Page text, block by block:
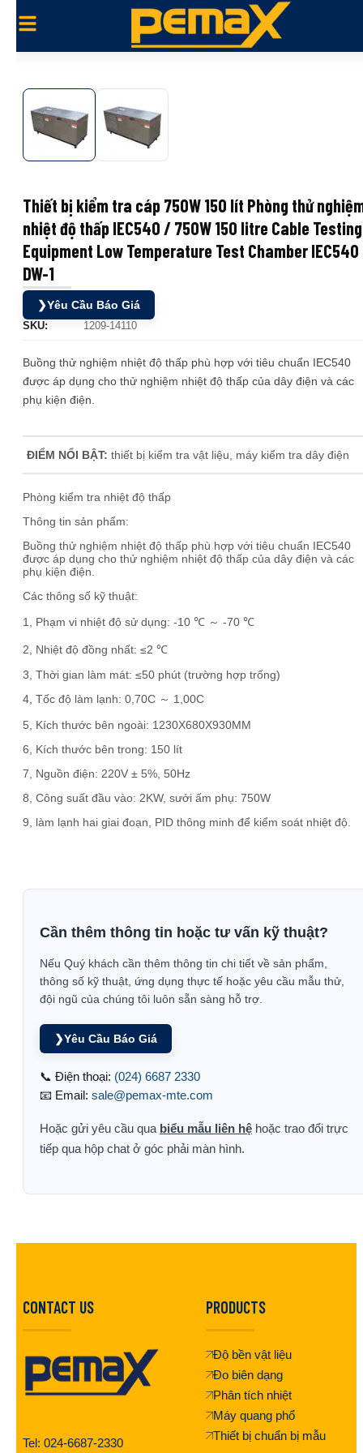
Thiết bị kiểm tra cáp 750W 150 lít Phòng thử
nhiệt độ thấp IEC540 / 750W 150 litre Cable Testing
Equipment Low Temperature Test Chamber IEC540
DW-1
❯Yêu Cầu Báo Giá
SKU: 1209-14110
Buồng thử nghiệm nhiệt độ thấp phù hợp với tiêu chuẩn IEC540
được áp dụng cho thử nghiệm nhiệt độ thấp của dây điện và các
phụ kiện điện.
ĐIỂM NỔI BẬT: thiết bị kiểm tra vật liệu, máy kiểm tra dây điện
Phòng kiểm tra nhiệt độ thấp
Thông tin sản phẩm:
Buồng thử nghiệm nhiệt độ thấp phù hợp với tiêu chuẩn IEC540
được áp dụng cho thử nghiệm nhiệt độ thấp của dây điện và các
phụ kiện điện.
Các thông số kỹ thuật:
1, Phạm vi nhiệt độ sử dụng: -10 ℃ ～ -70 ℃
2, Nhiệt độ đồng nhất: ≤2 ℃
3, Thời gian làm mát: ≤50 phút (trường hợp trống)
4, Tốc độ làm lạnh: 0,70C ～ 1,00C
5, Kích thước bên ngoài: 1230X680X930MM
6, Kích thước bên trong: 150 lít
7, Nguồn điện: 220V ± 5%, 50Hz
8, Công suất đầu vào: 2KW, sưởi ấm phụ: 750W
9, làm lạnh hai giai đoạn, PID thông minh để kiểm soát nhiệt độ.
Cần thêm thông tin hoặc tư vấn kỹ thuật?
Nếu Quý khách cần thêm thông tin chi tiết về sản phẩm,
thông số kỹ thuật, ứng dụng thực tế hoặc yêu cầu mẫu thử,
đội ngũ của chúng tôi luôn sẵn sàng hỗ trợ.
❯Yêu Cầu Báo Giá
📞 Điện thoại: (024) 6687 2330
📧 Email: sale@pemax-mte.com
Hoặc gửi yêu cầu qua biểu mẫu liên hệ hoặc trao đổi trực
tiếp qua hộp chat ở góc phải màn hình.
CONTACT US
Tel: 024-6687-2330
PRODUCTS
Độ bền vật liệu
Đo biên dạng
Phân tích nhiệt
Máy quang phổ
Thiết bị chuẩn bị mẫu